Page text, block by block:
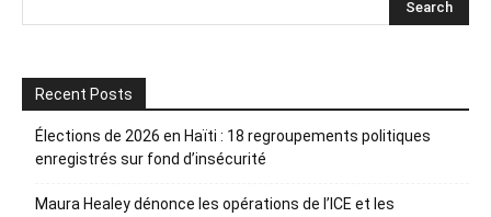
Recent Posts
Élections de 2026 en Haïti : 18 regroupements politiques
enregistrés sur fond d’insécurité
Maura Healey dénonce les opérations de l’ICE et les